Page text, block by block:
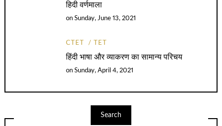
हिदी वर्णमाला
onSunday, June 13, 2021
CTET TET
हिंदी भाषा और व्याकरण का सामान्य परिचय
onSunday, April 4, 2021
Search